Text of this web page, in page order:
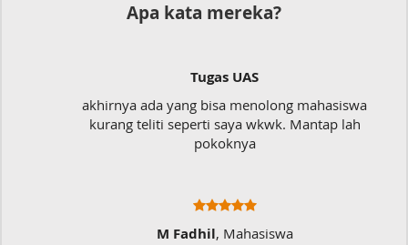
Apa kata mereka?
Tugas UAS
akhirnya ada yang bisa menolong mahasiswa
kurang teliti seperti saya wkwk. Mantap lah
pokoknya
M Fadhil, Mahasiswa